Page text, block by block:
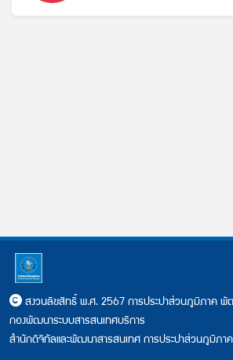
สงวนลิขสิทธิ์ พ.ศ. 2567 การประปาส่วนภูมิภาค พั
กองพัฒนาระบบสารสนเทศบริการ
สำนักดิจิทัลและพัฒนาสารสนเทศ การประปาส่วนภูมิภาค